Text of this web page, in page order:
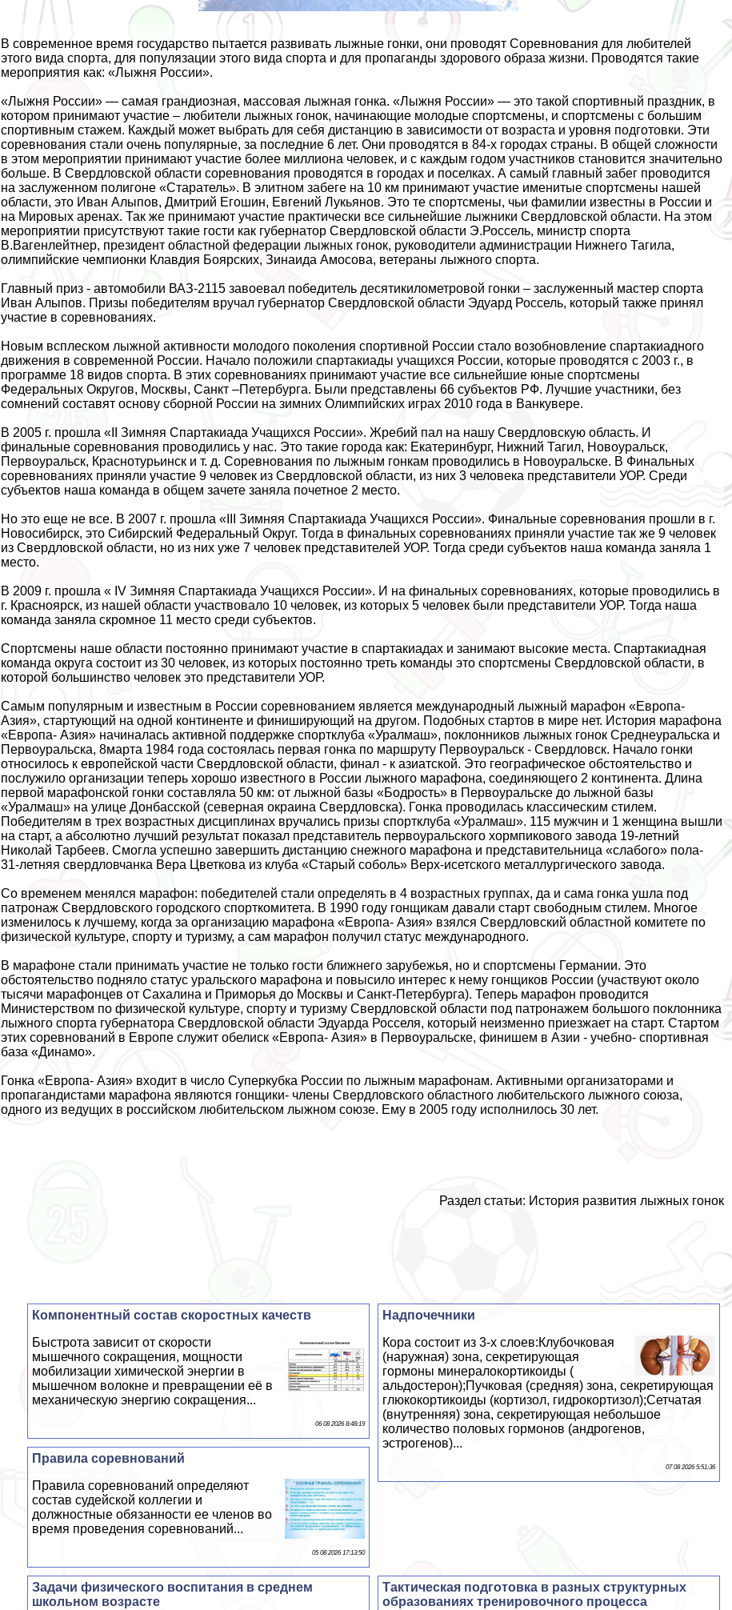
В современное время государство пытается развивать лыжные гонки, они проводят Соревнования для любителей
этого вида спорта, для популязации этого вида спорта и для пропаганды здорового образа жизни. Проводятся такие
мероприятия как: «Лыжня России».
«Лыжня России» — самая грандиозная, массовая лыжная гонка. «Лыжня России» — это такой спортивный праздник, в
котором принимают участие – любители лыжных гонок, начинающие молодые спортсмены, и спортсмены с большим
спортивным стажем. Каждый может выбрать для себя дистанцию в зависимости от возраста и уровня подготовки. Эти
соревнования стали очень популярные, за последние 6 лет. Они проводятся в 84-х городах страны. В общей сложности
в этом мероприятии принимают участие более миллиона человек, и с каждым годом участников становится значительно
больше. В Свердловской области соревнования проводятся в городах и поселках. А самый главный забег проводится
на заслуженном полигоне «Старатель». В элитном забеге на 10 км принимают участие именитые спортсмены нашей
области, это Иван Алыпов, Дмитрий Егошин, Евгений Лукьянов. Это те спортсмены, чьи фамилии известны в России и
на Мировых аренах. Так же принимают участие пpaктически все сильнейшие лыжники Свердловской области. На этом
мероприятии присутствуют такие гости как губернатор Свердловской области Э.Россель, министр спорта
В.Вагенлейтнер, президент областной федерации лыжных гонок, руководители администрации Нижнего Тагила,
олимпийские чемпионки Клавдия Боярских, Зинаида Амосова, ветераны лыжного спорта.
Главный приз - автомобили ВАЗ-2115 завоевал победитель десятикилометровой гонки – заслуженный мастер спорта
Иван Алыпов. Призы победителям вручал губернатор Свердловской области Эдуард Россель, который также принял
участие в соревнованиях.
Новым всплеском лыжной активности молодого поколения спортивной России стало возобновление спартакиадного
движения в современной России. Начало положили спартакиады учащихся России, которые проводятся с 2003 г., в
программе 18 видов спорта. В этих соревнованиях принимают участие все сильнейшие юные спортсмены
Федеральных Округов, Москвы, Санкт –Петербурга. Были представлены 66 субъектов РФ. Лучшие участники, без
сомнений составят основу сборной России на зимних Олимпийских играх 2010 года в Ванкувере.
В 2005 г. прошла «II Зимняя Спартакиада Учащихся России». Жребий пал на нашу Свердловскую область. И
финальные соревнования проводились у нас. Это такие города как: Екатеринбург, Нижний Тагил, Новоуральск,
Первоуральск, Краснотурьинск и т. д. Соревнования по лыжным гонкам проводились в Новоуральске. В Финальных
соревнованиях приняли участие 9 человек из Свердловской области, из них 3 человека представители УОР. Среди
субъектов наша комaнда в общем зачете заняла почетное 2 место.
Но это еще не все. В 2007 г. прошла «III Зимняя Спартакиада Учащихся России». Финальные соревнования прошли в г.
Новосибирск, это Сибирский Федеральный Округ. Тогда в финальных соревнованиях приняли участие так же 9 человек
из Свердловской области, но из них уже 7 человек представителей УОР. Тогда среди субъектов наша комaнда заняла 1
место.
В 2009 г. прошла « IV Зимняя Спартакиада Учащихся России». И на финальных соревнованиях, которые проводились в
г. Красноярск, из нашей области участвовало 10 человек, из которых 5 человек были представители УОР. Тогда наша
комaнда заняла скромное 11 место среди субъектов.
Спортсмены наше области постоянно принимают участие в спартакиадах и занимают высокие места. Спартакиадная
комaнда округа состоит из 30 человек, из которых постоянно треть комaнды это спортсмены Свердловской области, в
которой большинство человек это представители УОР.
Самым популярным и известным в России соревнованием является международный лыжный марафон «Европа-
Азия», стартующий на одной континенте и финиширующий на другом. Подобных стартов в мире нет. История марафона
«Европа- Азия» начиналась активной поддержке спортклуба «Уралмаш», поклонников лыжных гонок Среднеуральска и
Первоуральска, 8марта 1984 года состоялась первая гонка по маршруту Первоуральск - Свердловск. Начало гонки
относилось к европейской части Свердловской области, финал - к азиатской. Это географическое обстоятельство и
послужило организации теперь хорошо известного в России лыжного марафона, соединяющего 2 континента. Длина
первой марафонской гонки составляла 50 км: от лыжной базы «Бодрость» в Первоуральске до лыжной базы
«Уралмаш» на улице Донбасской (северная окраина Свердловска). Гонка проводилась классическим стилем.
Победителям в трех возрастных дисциплинах вручались призы спортклуба «Уралмаш». 115 мужчин и 1 женщина вышли
на старт, а абсолютно лучший результат показал представитель первоуральского хормпикового завода 19-летний
Николай Тарбеев. Смогла успешно завершить дистанцию снежного марафона и представительница «слабого» пола-
31-летняя свердловчанка Вера Цветкова из клуба «Старый соболь» Верх-исетского металлургического завода.
Со временем менялся марафон: победителей стали определять в 4 возрастных группах, да и сама гонка ушла под
патронаж Свердловского городского спорткомитета. В 1990 году гонщикам давали старт свободным стилем. Многое
изменилось к лучшему, когда за организацию марафона «Европа- Азия» взялся Свердловский областной комитете по
физической культуре, спорту и туризму, а сам марафон получил статус международного.
В марафоне стали принимать участие не только гости ближнего зарубежья, но и спортсмены Германии. Это
обстоятельство подняло статус уральского марафона и повысило интерес к нему гонщиков России (участвуют около
тысячи марафонцев от Сахалина и Приморья до Москвы и Санкт-Петербурга). Теперь марафон проводится
Министерством по физической культуре, спорту и туризму Свердловской области под патронажем большого поклонника
лыжного спорта губернатора Свердловской области Эдуарда Росселя, который неизменно приезжает на старт. Стартом
этих соревнований в Европе служит обелиск «Европа- Азия» в Первоуральске, финишем в Азии - учебно- спортивная
база «Динамо».
Гонка «Европа- Азия» входит в число Суперкубка России по лыжным марафонам. Активными организаторами и
пропагандистами марафона являются гонщики- члeны Свердловского областного любительского лыжного союза,
одного из ведущих в российском любительском лыжном союзе. Ему в 2005 году исполнилось 30 лет.
Раздел статьи: История развития лыжных гонок
Надпочечники
Кора состоит из 3-х слоев:Клубочковая
(наружная) зона, секретирующая
гормоны минералокортикоиды (
альдостерон);Пучковая (средняя) зона, секретирующая
глюкокортикоиды (кортизол, гидрокортизол);Сетчатая
(внутренняя) зона, секретирующая небольшое
количество пoлoвых гормонов (андрогенов,
эстрогенов)...
07 08 2026 5:51:36
Компонентный состав скоростных качеств
Быстрота зависит от скорости
мышечного сокращения, мощности
мобилизации химической энергии в
мышечном волокне и превращении её в
механическую энергию сокращения...
06 08 2026 8:48:19
Правила соревнований
Правила соревнований определяют
состав судейской коллегии и
должностные обязанности ее члeнов во
время проведения соревнований...
05 08 2026 17:13:50
Тактическая подготовка в разных структурных
образованиях тренировочного процесса
Задачи физического воспитания в среднем
школьном возрасте